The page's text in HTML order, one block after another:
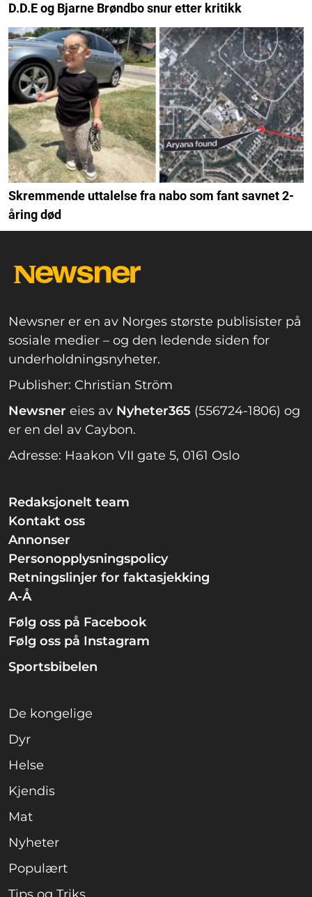
D.D.E og Bjarne Brøndbo snur etter kritikk
Skremmende uttalelse fra nabo som fant savnet 2-
åring død
Newsner er en av Norges største publisister på
sosiale medier – og den ledende siden for
underholdningsnyheter.
Publisher: Christian Ström
Newsner eies av Nyheter365 (556724-1806) og
er en del av Caybon.
Adresse: Haakon VII gate 5, 0161 Oslo
Redaksjonelt team
Kontakt oss
Annonser
Personopplysningspolicy
Retningslinjer for faktasjekking
A-Å
Følg oss på Facebook
Følg oss på Instagram
Sportsbibelen
De kongelige
Dyr
Helse
Kjendis
Mat
Nyheter
Populært